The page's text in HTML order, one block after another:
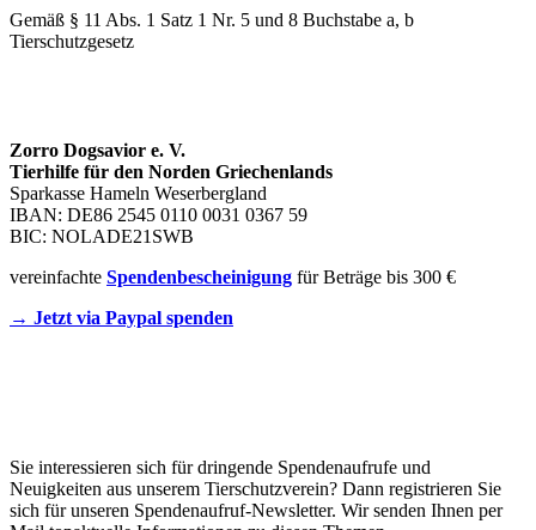
Gemäß § 11 Abs. 1 Satz 1 Nr. 5 und 8 Buchstabe a, b
Tierschutzgesetz
Zorro Dogsavior e. V.
Tierhilfe für den Norden Griechenlands
Sparkasse Hameln Weserbergland
IBAN: DE86 2545 0110 0031 0367 59
BIC: NOLADE21SWB
vereinfachte Spendenbescheinigung für Beträge bis 300 €
→ Jetzt via Paypal spenden
Sie interessieren sich für dringende Spendenaufrufe und
Neuigkeiten aus unserem Tierschutzverein? Dann registrieren Sie
sich für unseren Spendenaufruf-Newsletter. Wir senden Ihnen per